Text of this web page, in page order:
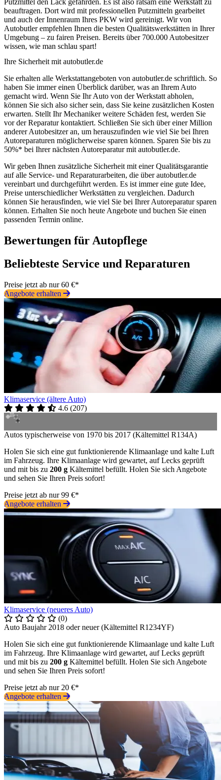
beauftragen. Dort wird mit professionellen Putzmitteln gearbeitet
und auch der Innenraum Ihres PKW wird gereinigt. Wir von
Autobutler empfehlen Ihnen die besten Qualitätswerkstätten in Ihrer
Umgebung – zu fairen Preisen. Bereits über 700.000 Autobesitzer
wissen, wie man schlau spart!
Ihre Sicherheit mit autobutler.de
Sie erhalten alle Werkstattangeboten von autobutler.de schriftlich. So
haben Sie immer einen Überblick darüber, was an Ihrem Auto
gemacht wird. Wenn Sie Ihr Auto von der Werkstatt abholen,
können Sie sich also sicher sein, dass Sie keine zusätzlichen Kosten
erwarten. Stellt Ihr Mechaniker weitere Schäden fest, werden Sie
vor der Reparatur kontaktiert. Schließen Sie sich über einer Million
anderer Autobesitzer an, um herauszufinden wie viel Sie bei Ihren
Autoreparaturen möglicherweise sparen können. Sparen Sie bis zu
50%* bei Ihrer nächsten Autoreparatur mit autobutler.de.
Wir geben Ihnen zusätzliche Sicherheit mit einer Qualitätsgarantie
auf alle Service- und Reparaturarbeiten, die über autobutler.de
vereinbart und durchgeführt werden. Es ist immer eine gute Idee,
Preise unterschiedlicher Werkstätten zu vergleichen. Dadurch
können Sie herausfinden, wie viel Sie bei Ihrer Autoreparatur sparen
können. Erhalten Sie noch heute Angebote und buchen Sie einen
passenden Termin online.
Bewertungen für Autopflege
Beliebteste Service und Reparaturen
Preise jetzt ab nur 60 €*
Angebote erhalten
Klimaservice (ältere Auto)
4.6 (207)
Autos typischerweise von 1970 bis 2017 (Kältemittel R134A)
Holen Sie sich eine gut funktionierende Klimaanlage und kalte Luft
im Fahrzeug. Ihre Klimaanlage wird gewartet, auf Lecks geprüft
und mit bis zu 200 g Kältemittel befüllt. Holen Sie sich Angebote
und sehen Sie Ihren Preis sofort!
Preise jetzt ab nur 99 €*
Angebote erhalten
Klimaservice (neueres Auto)
(0)
Auto Baujahr 2018 oder neuer (Kältemittel R1234YF)
Holen Sie sich eine gut funktionierende Klimaanlage und kalte Luft
im Fahrzeug. Ihre Klimaanlage wird gewartet, auf Lecks geprüft
und mit bis zu 200 g Kältemittel befüllt. Holen Sie sich Angebote
und sehen Sie Ihren Preis sofort!
Preise jetzt ab nur 20 €*
Angebote erhalten